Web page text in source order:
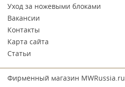
Уход за ножевыми блоками
Вакансии
Контакты
Карта сайта
Статьи
Фирменный магазин MWRussia.ru